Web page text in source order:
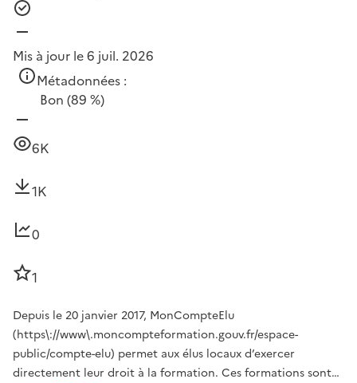
Mis à jour le 6 juil. 2026
Métadonnées :
Bon (89 %)
6K
1K
0
1
Depuis le 20 janvier 2017, MonCompteElu
(https\://www\.moncompteformation.gouv.fr/espace-
public/compte-elu) permet aux élus locaux d’exercer
directement leur droit à la formation. Ces formations sont…